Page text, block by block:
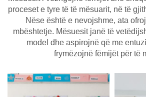
proceset e tyre të të mësuarit, në të
Nëse është e nevojshme, ata
mbështetje. Mësuesit janë të
model dhe aspirojnë që me
frymëzojnë fëmijët për të